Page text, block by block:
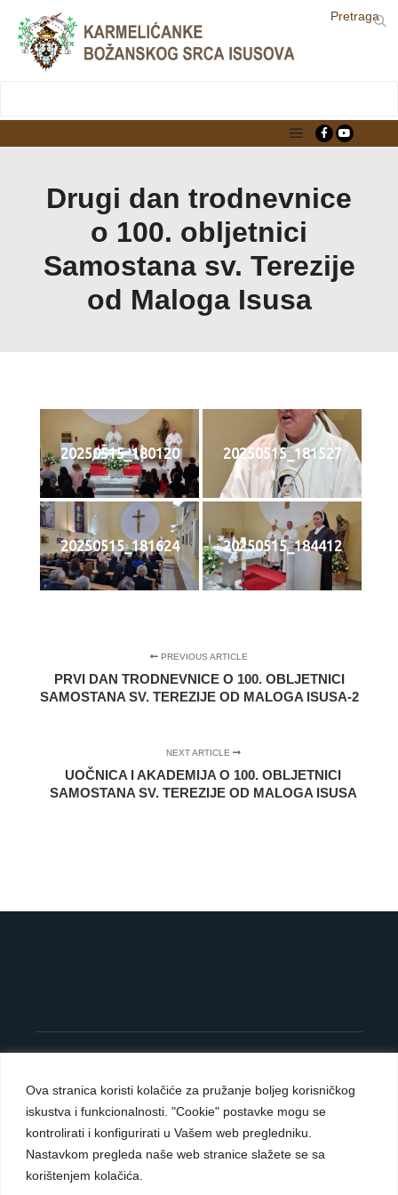
Ova stranica koristi kolačiće za pružanje boljeg korisničkog
iskustva i funkcionalnosti. "Cookie" postavke mogu se
kontrolirati i konfigurirati u Vašem web pregledniku.
Nastavkom pregleda naše web stranice slažete se sa
korištenjem kolačića.
Pretraga
Drugi dan trodnevnice
o 100. obljetnici
Samostana sv. Terezije
od Maloga Isusa
20250515_180120 20250515_181527
20250515_181624 20250515_184412
PREVIOUS ARTICLE
PRVI DAN TRODNEVNICE O 100. OBLJETNICI
SAMOSTANA SV. TEREZIJE OD MALOGA ISUSA-2
NEXT ARTICLE
UOČNICA I AKADEMIJA O 100. OBLJETNICI
SAMOSTANA SV. TEREZIJE OD MALOGA ISUSA
−
Carmelite Sisters DCJ. Made in Kingdom of God.
Since 1891.